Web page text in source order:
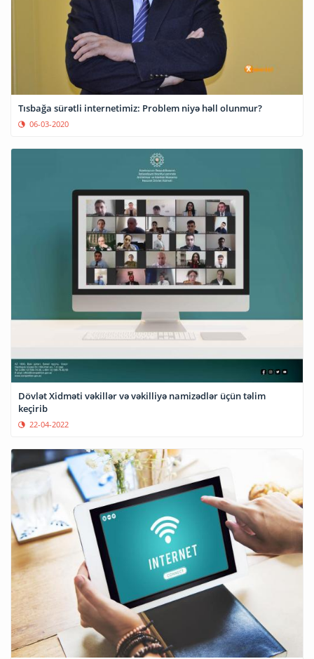
Tısbağa sürətli internetimiz: Problem niyə həll olunmur?
06-03-2020
Dövlət Xidməti vəkillər və vəkilliyə namizədlər üçün təlim
keçirib
22-04-2022